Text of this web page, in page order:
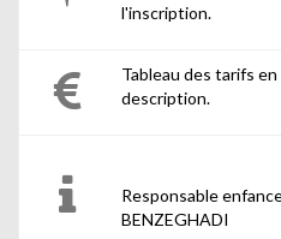
l'inscription.
Tableau des tarifs
description.
Responsable
BENZEGHADI